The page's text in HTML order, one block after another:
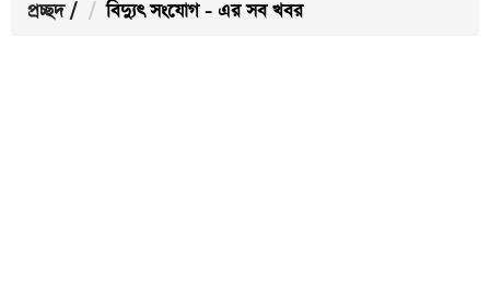
প্রচ্ছদ / বিদ্যুৎ সংযোগ - এর সব খবর